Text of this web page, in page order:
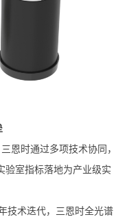
恩时通过多项技术协同，
验室指标落地为产业级实
技术迭代，三恩时全光谱